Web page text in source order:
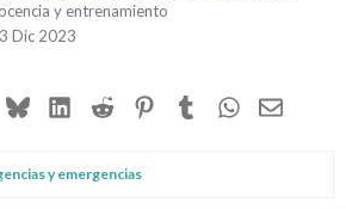
y entrenamiento
Dic 2023
BlueskyLinkedIn
Reddit Pinterest
TumblrWhatsApp
Email
y emergencias